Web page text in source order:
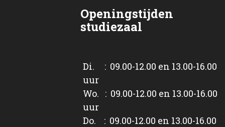
Openingstijden
studiezaal
Di. : 09.00-12.00 en 13.00-16.00
uur
Wo. : 09.00-12.00 en 13.00-16.00
uur
Do. : 09.00-12.00 en 13.00-16.00